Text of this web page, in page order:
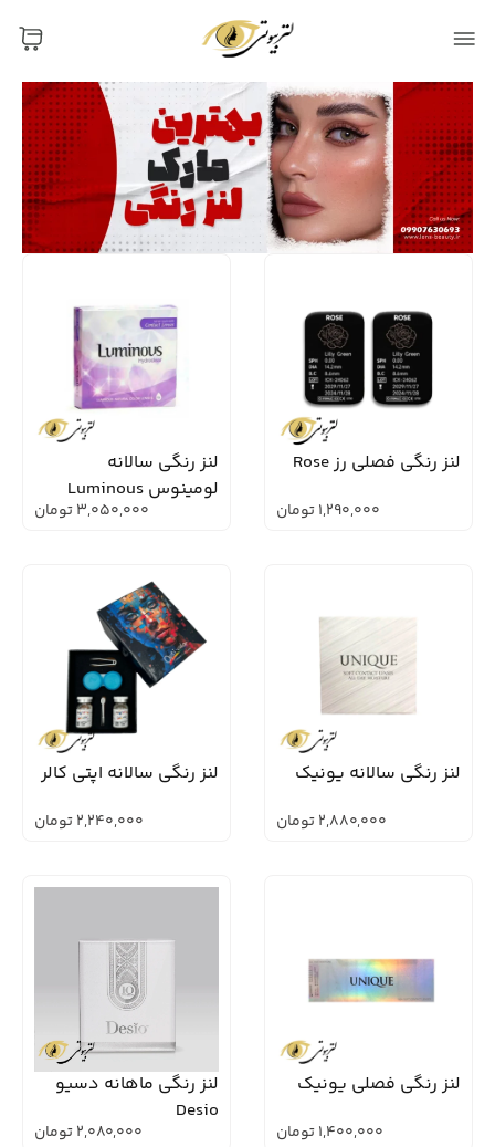
لنز رنگی فصلی رز Rose
1,290,000تومان
لنز رنگی سالانه
لومینوس Luminous
3,050,000تومان
لنز رنگی سالانه یونیک
2,880,000تومان
لنز رنگی سالانه اپتی کالر
2,240,000تومان
لنز رنگی فصلی یونیک
1,400,000تومان
لنز رنگی ماهانه دسیو
Desio
2,080,000تومان